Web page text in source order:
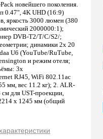
новейшего поколения.
0.47", 4K UHD (16:9)
яркость 3000 люмен (380
2000000:1);
DVB-T2/T/C/S2/;
динамики 2x 20
U6 (YouTube/RuTube,
и режим отеля;
3x
RJ45, WiFi 802.11ac
мм, вес 11.2 кг); 2. ALR-
для UST-проекции,
х 1245 мм (общий